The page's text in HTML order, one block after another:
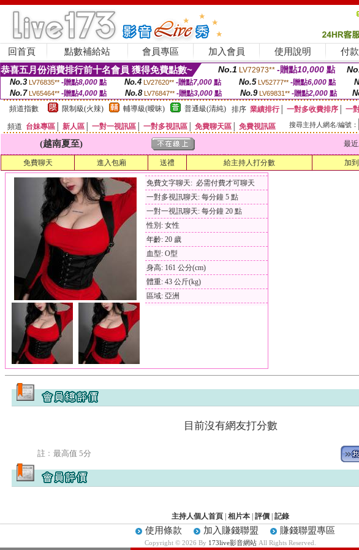
回首頁 點數補給站 會員專區 加入會員 使用說明 付
恭喜五月份消費排行前十名會員 獲得免費點數~ No.1 LV72973** -贈點10,000 點
No.3 LV76835** -贈點8,000點 No.4 LV27620** -贈點7,000點 No.5 LV52777** -贈點6,000點
No.7 LV65464** -贈點4,000 點 No.8 LV76847** -贈點3,000 點 No.9 LV69831** -贈點2,000點
頻道指數
限制級(火辣) 輔導級(曖昧) 普通級(清純) 排序 業績排行│ 一對多收費排序
一
頻道 台妹專區 新人區 一對一視訊區 一對多視訊區 免費聊天區 免費視訊區 搜尋主持人網名/編號：
(越南夏至) 最近
免費聊天 進入包廂 送禮 給主持人打分數 加
免費文字聊天: 必需付費才可聊天
一對多視訊聊天: 每分鐘 5 點
一對一視訊聊天: 每分鐘 20 點
性別: 女性
年齡: 20 歲
血型: O型
身高: 161 公分(cm)
體重: 43 公斤(kg)
區域: 亞洲
目前沒有網友打分數
註﹕最高值 5分
主持人個人首頁 相片本 評價 記錄
使用條款 加入賺錢聯盟 賺錢聯盟專區
Copyright © 2026 By 173live影音網站 All Rights Reserved.